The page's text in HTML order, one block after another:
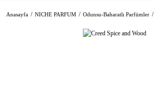
Anasayfa NICHE PARFUM Odunsu-Baharatlı Parfümler